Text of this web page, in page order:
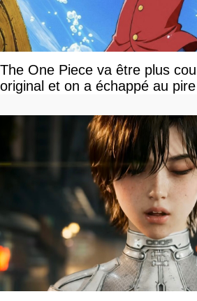
The One Piece va être plus
original et on a échappé au pire